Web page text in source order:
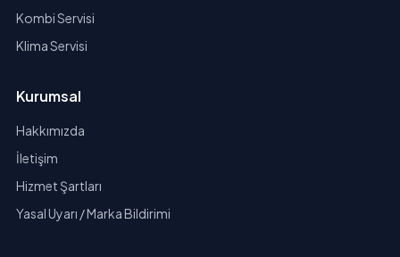
Kombi Servisi
Klima Servisi
Kurumsal
Hakkımızda
İletişim
Hizmet Şartları
Yasal Uyarı / Marka Bildirimi